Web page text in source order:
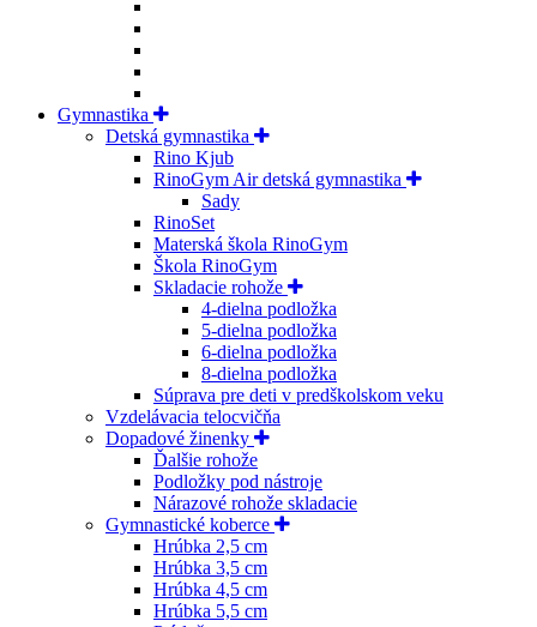
Gymnastika
Detská gymnastika
Rino Kjub
RinoGym Air detská gymnastika
Sady
RinoSet
Materská škola RinoGym
Škola RinoGym
Skladacie rohože
4-dielna podložka
5-dielna podložka
6-dielna podložka
8-dielna podložka
Súprava pre deti v predškolskom veku
Vzdelávacia telocvičňa
Dopadové žinenky
Ďalšie rohože
Podložky pod nástroje
Nárazové rohože skladacie
Gymnastické koberce
Hrúbka 2,5 cm
Hrúbka 3,5 cm
Hrúbka 4,5 cm
Hrúbka 5,5 cm